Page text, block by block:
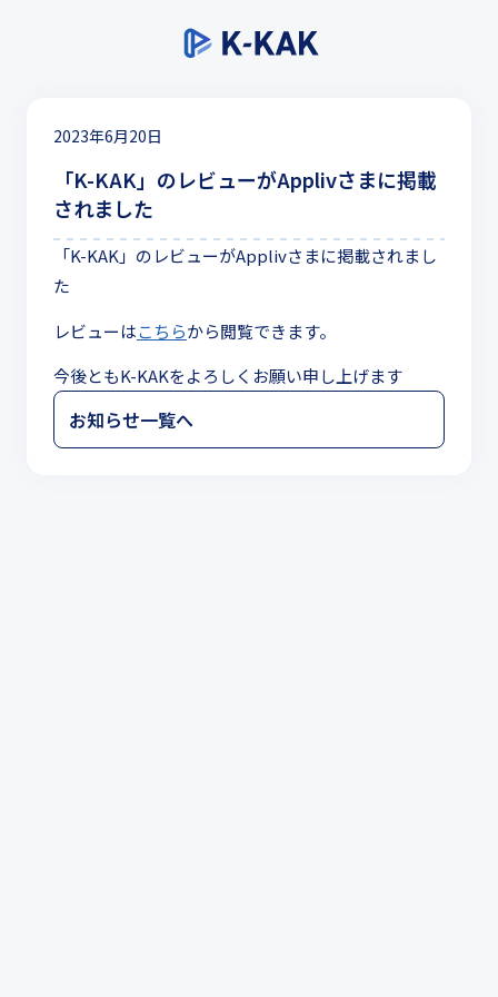
2023年6月20日
「K-KAK」のレビューがApplivさまに掲載
されました
「K-KAK」のレビューがApplivさまに掲載されまし
た
レビューはこちらから閲覧できます。
今後ともK-KAKをよろしくお願い申し上げます
お知らせ一覧へ